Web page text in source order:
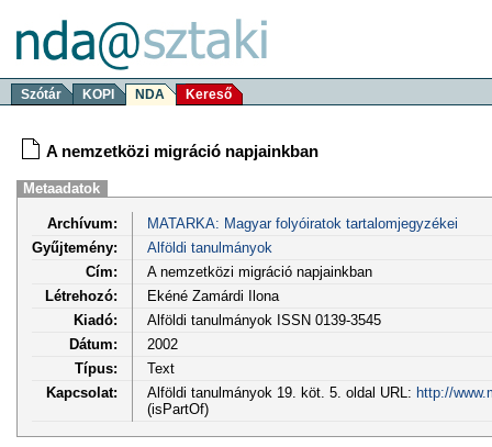
Szótár KOPI NDA Kereső
A nemzetközi migráció napjainkban
Metaadatok
Archívum:
MATARKA: Magyar folyóiratok tartalomjegyzékei
Gyűjtemény:
Alföldi tanulmányok
Cím:
A nemzetközi migráció napjainkban
Létrehozó:
Ekéné Zamárdi Ilona
Kiadó:
Alföldi tanulmányok ISSN 0139-3545
Dátum:
2002
Típus:
Text
Kapcsolat:
Alföldi tanulmányok 19. köt. 5. oldal URL: http://
(isPartOf)